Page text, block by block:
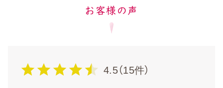
お客様の声
4.5（15件）